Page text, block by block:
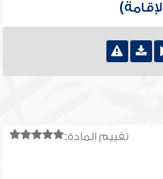
تقييم المادة: